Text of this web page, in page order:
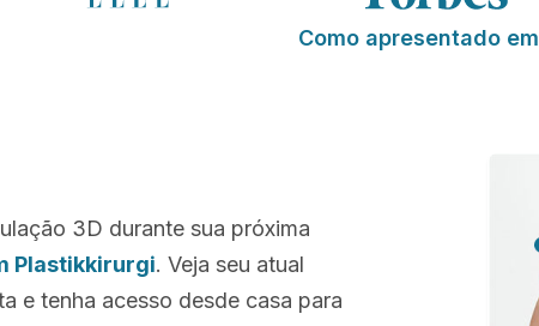
Como apresentado em
3D durante sua próxima
Plastikkirurgi. Veja seu atual
e tenha acesso desde casa para